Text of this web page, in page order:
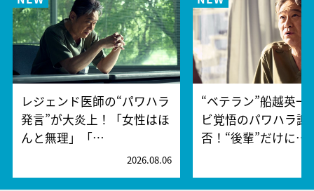
レジェンド医師の“パワハラ
発言”が大炎上！「女性はほ
んと無理」「…
2026.08.06
“ベテラン”船越英一
ビ覚悟のパワハラ謝
否！“後輩”だけに…